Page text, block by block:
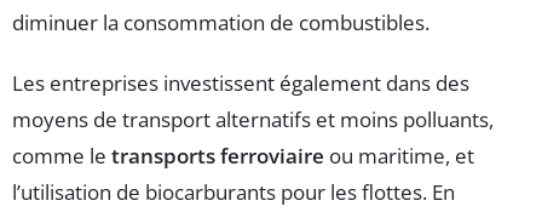
diminuer la consommation de combustibles.
Les entreprises investissent également dans des
moyens de transport alternatifs et moins polluants,
comme le transports ferroviaire ou maritime, et
l’utilisation de biocarburants pour les flottes. En